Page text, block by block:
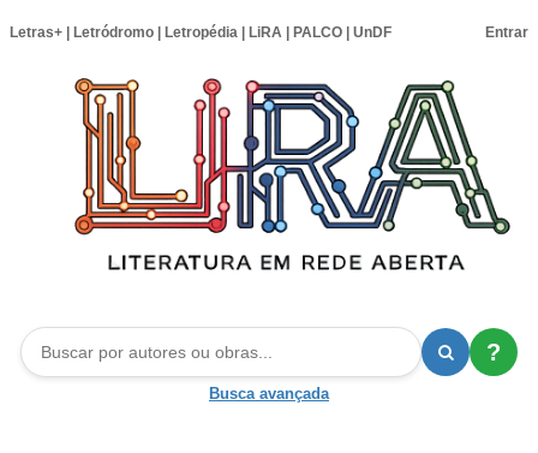
Letras+ Letródromo Letropédia LiRA PALCO UnDF Entrar
?
Busca avançada